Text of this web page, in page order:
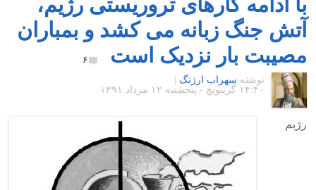
آتش جنگ زبانه می کشد و بمباران
مصیبت بار نزدیک است
۶
نوشته سهراب ارژنگ
۱۴:۴۰ گرينويچ - پنجشنبه ۱۲ مرداد ۱۳۹۱
رژیم